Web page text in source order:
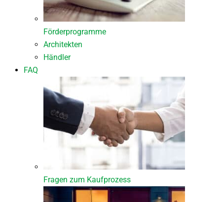
Förderprogramme
Architekten
Händler
FAQ
Fragen zum Kaufprozess